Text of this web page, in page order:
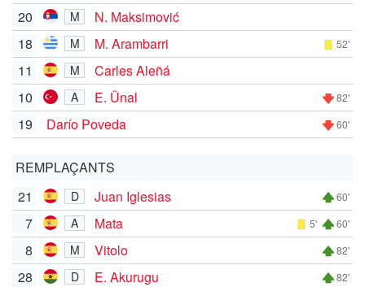
20
M
N. Maksimović
18
M M. Arambarri 52'
11 M
Carles Aleñá
10
A E. Ünal 82'
19 Darío Poveda 60'
REMPLAÇANTS
21
D Juan Iglesias 60'
7 A Mata 5' 60'
8 M Vitolo 82'
28 D E. Akurugu 82'